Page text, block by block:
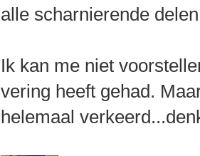
alle scharnierende
Ik kan me niet
vering heeft gehad.
helemaal